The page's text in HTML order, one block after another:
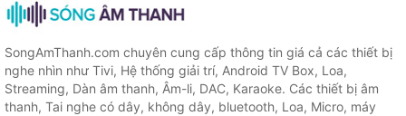
SongAmThanh.com chuyên cung cấp thông tin giá cả các thiết bị
nghe nhìn như Tivi, Hệ thống giải trí, Android TV Box, Loa,
Streaming, Dàn âm thanh, Âm-li, DAC, Karaoke. Các thiết bị âm
thanh, Tai nghe có dây, không dây, bluetooth, Loa, Micro, máy